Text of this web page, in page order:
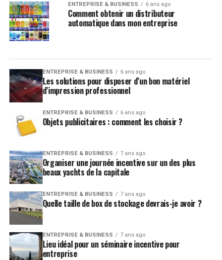
ENTREPRISE & BUSINESS 6 ans ago
Comment obtenir un distributeur
automatique dans mon entreprise
ENTREPRISE & BUSINESS 6 ans ago
Les solutions pour disposer d’un bon matériel
d’impression professionnel
ENTREPRISE & BUSINESS 6 ans ago
Objets publicitaires : comment les choisir ?
ENTREPRISE & BUSINESS 7 ans ago
Organiser une journée incentive sur un des plus
beaux yachts de la capitale
ENTREPRISE & BUSINESS 7 ans ago
Quelle taille de box de stockage devrais-je avoir ?
ENTREPRISE & BUSINESS 7 ans ago
Lieu idéal pour un séminaire incentive pour
entreprise